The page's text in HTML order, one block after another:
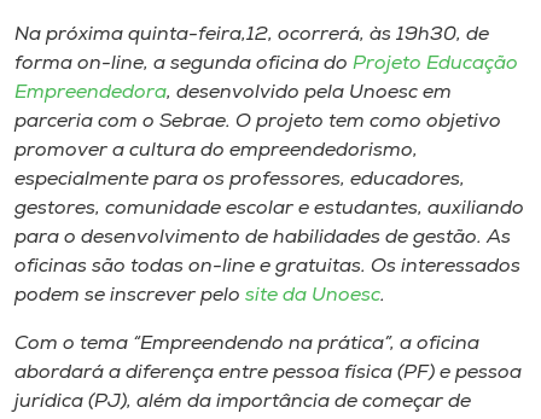
Selecione
o idioma
A+
A-
Na próxima quinta-feira,12, ocorrerá, às 19h30, de
forma on-line, a segunda oficina do Projeto Educação
Empreendedora, desenvolvido pela Unoesc em
parceria com o Sebrae. O projeto tem como objetivo
promover a cultura do empreendedorismo,
especialmente para os professores, educadores,
gestores, comunidade escolar e estudantes, auxiliando
para o desenvolvimento de habilidades de gestão. As
oficinas são todas on-line e gratuitas. Os interessados
podem se inscrever pelo site da Unoesc.
Com o tema “Empreendendo na prática”, a oficina
abordará a diferença entre pessoa física (PF) e pessoa
jurídica (PJ), além da importância de começar de